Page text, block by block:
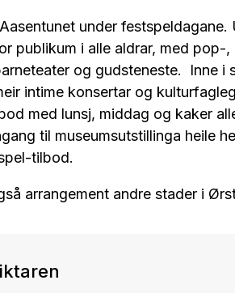
under
publikum i alle aldrar, med pop-
og gudsteneste. Inne i
intime konsertar og
med lunsj, middag og kaker
til museumsutstillinga heile
tilbod.
arrangement andre stader i